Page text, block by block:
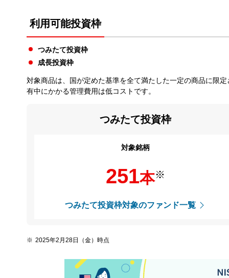
利用可能投資枠
つみたて投資枠
成長投資枠
対象商品は、国が定めた基準を全て満たした一定の商品に限
有中にかかる管理費用は低コストです。
つみたて投資枠
対象銘柄
251本※
つみたて投資枠対象のファンド一覧
2025年2月28日（金）時点